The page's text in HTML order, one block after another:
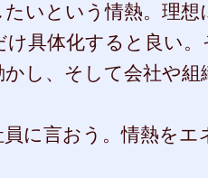
たいという情熱。理
け具体化すると良い
かし、そして会社や組
に言おう。情熱を